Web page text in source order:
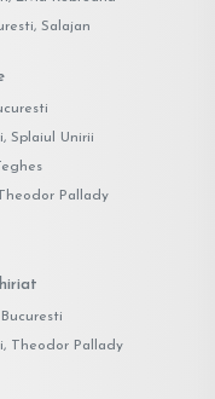
Salajan
Splaiul Unirii
Pallady
Theodor Pallady